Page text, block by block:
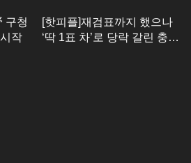
구청
작
[핫피플]재검표까지 했으나
‘딱 1표 차’로 당락 갈린 충남